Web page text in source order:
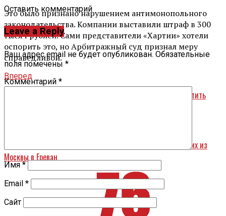
Это было признано нарушением антимонопольного
законодательства. Компании выставили штраф в 300
тысяч рублей. Сами представители «Хартии» хотели
оспорить это, но Арбитражный суд признал меру
справедливой.
Вперед
Хоккеисты из Соединенных Штатов Америки могут прекратить
В Ставрополье экстренно посадили два самолёта, летевших из
Москвы в Ереван
Оставить комментарий
Leave a Reply
Ваш адрес email не будет опубликован. Обязательные
поля помечены *
Комментарий *
Имя *
Email *
Сайт